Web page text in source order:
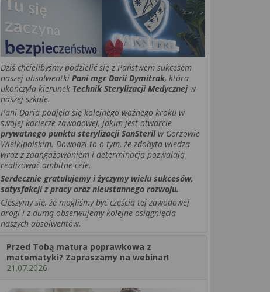
Dziś chcielibyśmy podzielić się z Państwem sukcesem
naszej absolwentki Pani mgr Darii Dymitrak, która
ukończyła kierunek Technik Sterylizacji Medycznejw
naszej szkole.
Pani Daria podjęła się kolejnego ważnego kroku w
swojej karierze zawodowej, jakim jest otwarcie
prywatnego punktu sterylizacji SanSterilw Gorzowie
Wielkipolskim. Dowodzi to o tym, że zdobyta wiedza
wraz z zaangażowaniem i determinacją pozwalają
realizować ambitne cele.
Serdecznie gratulujemy i życzymy wielu sukcesów,
satysfakcji z pracy oraz nieustannego rozwoju.
Cieszymy się, że mogliśmy być częścią tej zawodowej
drogi i z dumą obserwujemy kolejne osiągnięcia
naszych absolwentów.
Przed Tobą matura poprawkowa z
matematyki? Zapraszamy na webinar!
21.07.2026